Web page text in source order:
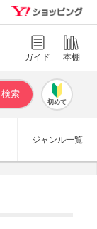
ガイド 本棚
初めて
ジャンル一覧